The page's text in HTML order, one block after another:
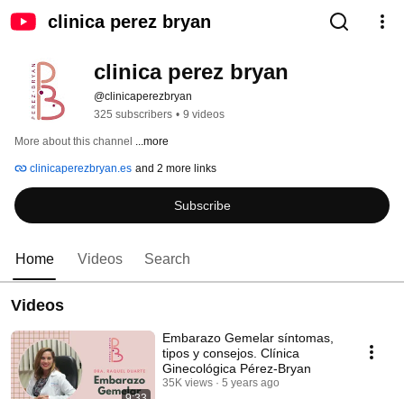
clinica perez bryan
clinica perez bryan
@clinicaperezbryan
325 subscribers • 9 videos
More about this channel ...more
clinicaperezbryan.es and 2 more links
Subscribe
Home Videos Search
Videos
Embarazo Gemelar síntomas,
tipos y consejos. Clínica
Ginecológica Pérez-Bryan
35K views 5 years ago